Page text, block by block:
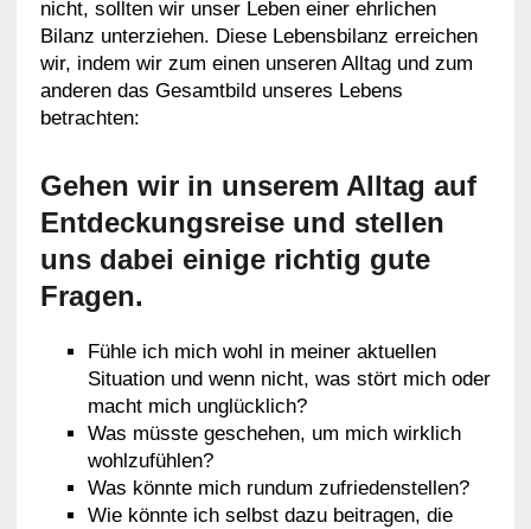
nicht, sollten wir unser Leben einer ehrlichen
Bilanz unterziehen. Diese Lebensbilanz erreichen
wir, indem wir zum einen unseren Alltag und zum
anderen das Gesamtbild unseres Lebens
betrachten:
Gehen wir in unserem Alltag auf
Entdeckungsreise und stellen
uns dabei einige richtig gute
Fragen.
Fühle ich mich wohl in meiner aktuellen
Situation und wenn nicht, was stört mich oder
macht mich unglücklich?
Was müsste geschehen, um mich wirklich
wohlzufühlen?
Was könnte mich rundum zufriedenstellen?
Wie könnte ich selbst dazu beitragen, die